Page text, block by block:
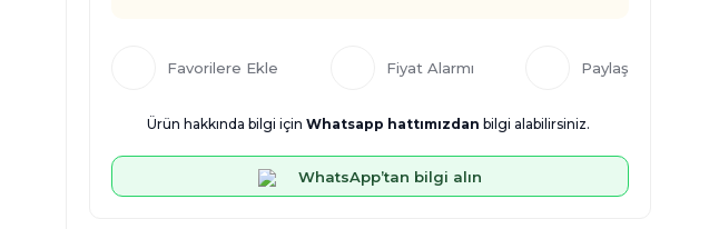
Fiyat Alarmı Paylaş
Ürün hakkında bilgi için Whatsapp hattımızdan bilgi alabilirsiniz.
WhatsApp’tan bilgi alın